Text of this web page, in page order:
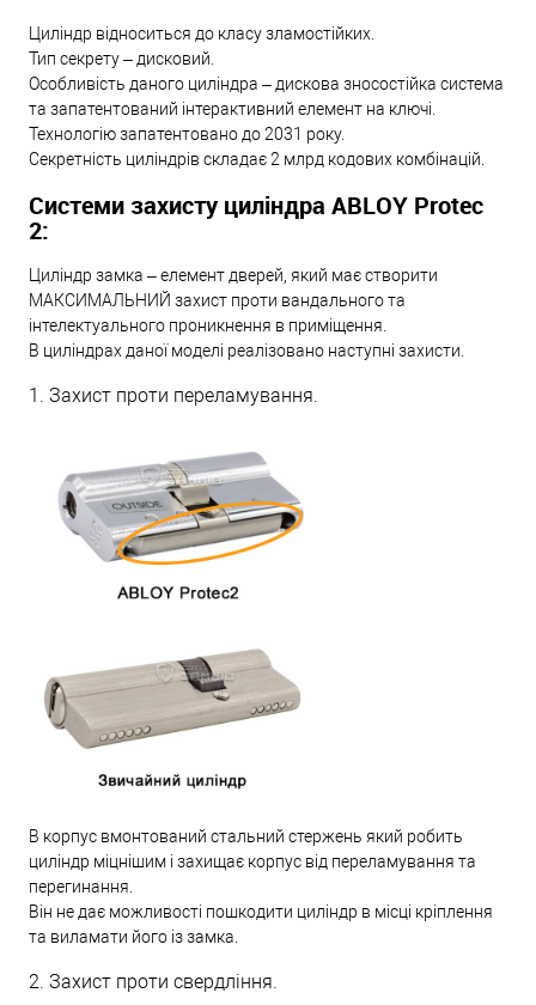
Циліндр відноситься до класу зламостійких.
Тип секрету – дисковий.
Особливість даного циліндра – дискова зносостійка система
та запатентований інтерактивний елемент на ключі.
Технологію запатентовано до 2031 року.
Секретність циліндрів складає 2 млрд кодових комбінацій.
Системи захисту циліндра ABLOY Protec
2:
Циліндр замка – елемент дверей, який має створити
МАКСИМАЛЬНИЙ захист проти вандального та
інтелектуального проникнення в приміщення.
В циліндрах даної моделі реалізовано наступні захисти.
1. Захист проти переламування.
В корпус вмонтований стальний стержень який робить
циліндр міцнішим і захищає корпус від переламування та
перегинання.
Він не дає можливості пошкодити циліндр в місці кріплення
та виламати його із замка.
2. Захист проти свердління.